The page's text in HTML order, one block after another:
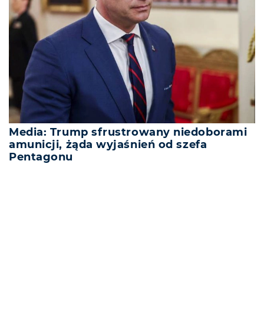
Media: Trump sfrustrowany niedoborami
amunicji, żąda wyjaśnień od szefa
Pentagonu